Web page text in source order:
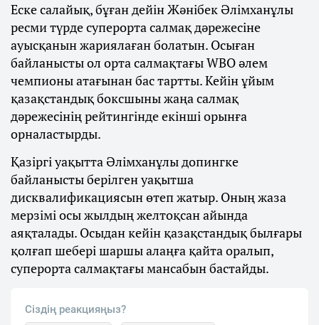
Еске салайық, бұған дейін Жәнібек Әлімханұлы
ресми түрде суперорта салмақ дәрежесіне
ауысқанын жариялаған болатын. Осыған
байланысты ол орта салмақтағы WBO әлем
чемпионы атағынан бас тартты. Кейін ұйым
қазақстандық боксшыны жаңа салмақ
дәрежесінің рейтингінде екінші орынға
орналастырды.
Қазіргі уақытта Әлімханұлы допингке
байланысты берілген уақытша
дисквалификациясын өтеп жатыр. Оның жаза
мерзімі осы жылдың желтоқсан айында
аяқталады. Осыдан кейін қазақстандық былғары
қолғап шебері шаршы алаңға қайта оралып,
суперорта салмақтағы мансабын бастайды.
Сіздің реакцияңыз?